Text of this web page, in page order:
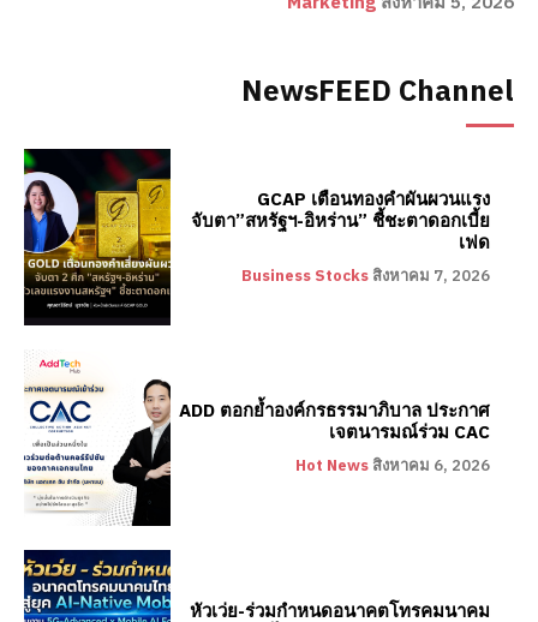
NewsFEED Channel
GCAP เตือนทองคำผันผวนแรง
จับตา”สหรัฐฯ-อิหร่าน” ชี้ชะตาดอกเบี้ย
เฟด
Business Stocks สิงหาคม 7, 2026
ADD ตอกย้ำองค์กรธรรมาภิบาล ประกาศ
เจตนารมณ์ร่วม CAC
Hot News สิงหาคม 6, 2026
หัวเว่ย-ร่วมกำหนดอนาคตโทรคมนาคม